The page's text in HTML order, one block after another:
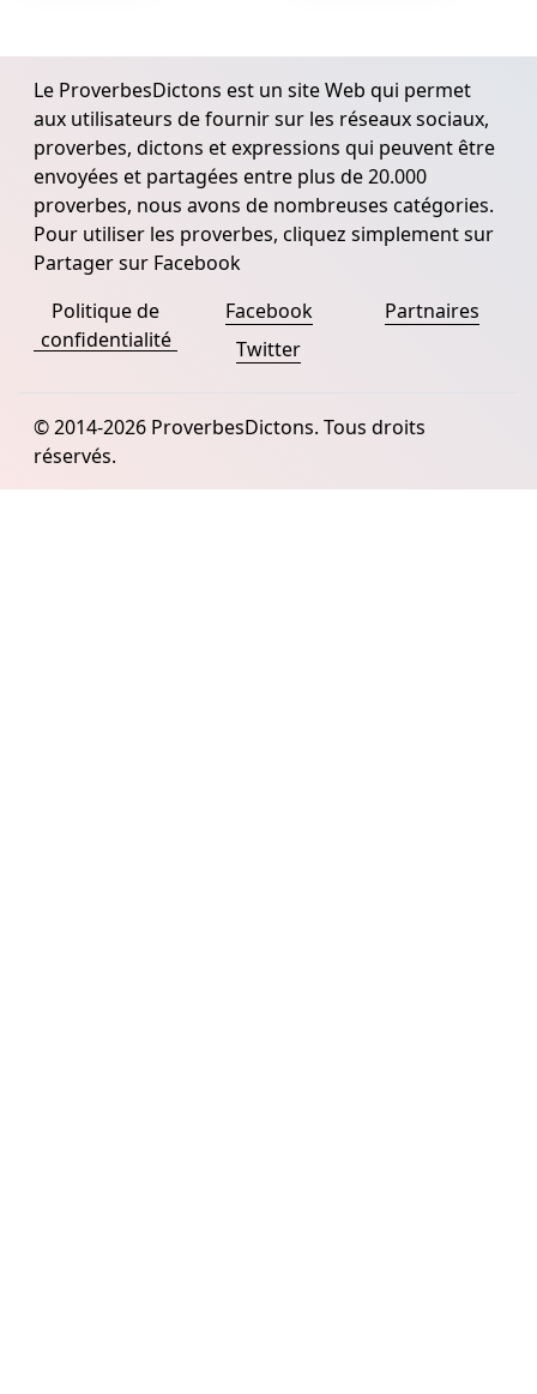
Le ProverbesDictons est un site Web qui permet
aux utilisateurs de fournir sur les réseaux sociaux,
proverbes, dictons et expressions qui peuvent être
envoyées et partagées entre plus de 20.000
proverbes, nous avons de nombreuses catégories.
Pour utiliser les proverbes, cliquez simplement sur
Partager sur Facebook
Politique de
confidentialité
Facebook
Twitter
Partnaires
© 2014-2026 ProverbesDictons. Tous droits
réservés.